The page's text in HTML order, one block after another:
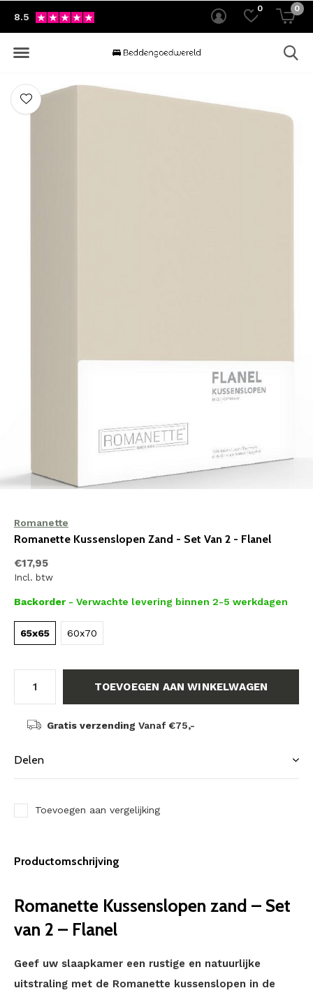
0 0
8.5
Romanette
Romanette Kussenslopen Zand - Set Van 2 - Flanel
€17,95
Incl. btw
Backorder - Verwachte levering binnen 2-5 werkdagen
65x65 60x70
TOEVOEGEN AAN WINKELWAGEN
Gratis verzending Vanaf €75,-
Delen
Toevoegen aan vergelijking
Productomschrijving
Romanette Kussenslopen zand – Set
van 2 – Flanel
Geef uw slaapkamer een rustige en natuurlijke
uitstraling met de Romanette kussenslopen in de